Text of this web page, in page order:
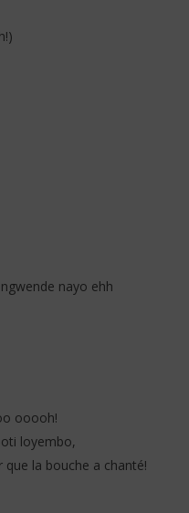
nayo ehh
ooooh!
loyembo,
que la bouche a chanté!